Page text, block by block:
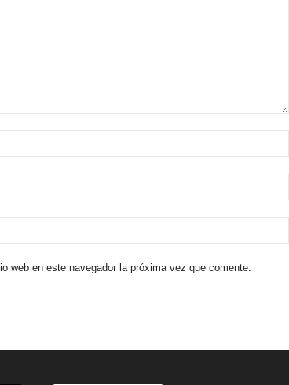
web en este navegador la próxima vez que comente.